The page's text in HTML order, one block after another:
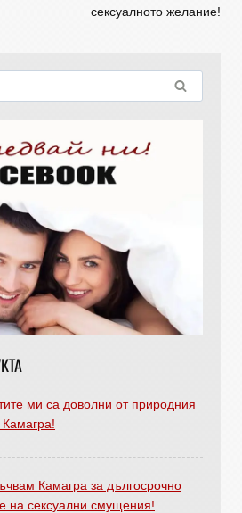
сексуалното желание!
ми са доволни от природния
Камагра!
Камагра за дългосрочно
на сексуални смущения!